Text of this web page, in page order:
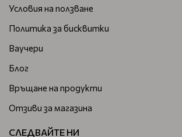
Условия на ползване
Политика за бисквитки
Ваучери
Блог
Връщане на продукти
Отзиви за магазина
СЛЕДВАЙТЕ НИ